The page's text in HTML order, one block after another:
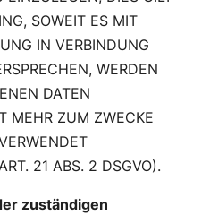
SOWEIT ES MIT
IN VERBINDUNG
WERDEN
DATEN
MEHR ZUM ZWECKE
21 ABS. 2 DSGVO).
zuständigen